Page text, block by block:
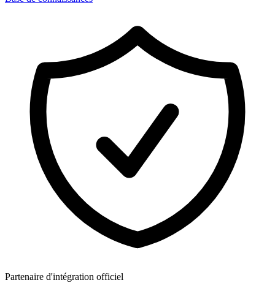
Partenaire d'intégration officiel